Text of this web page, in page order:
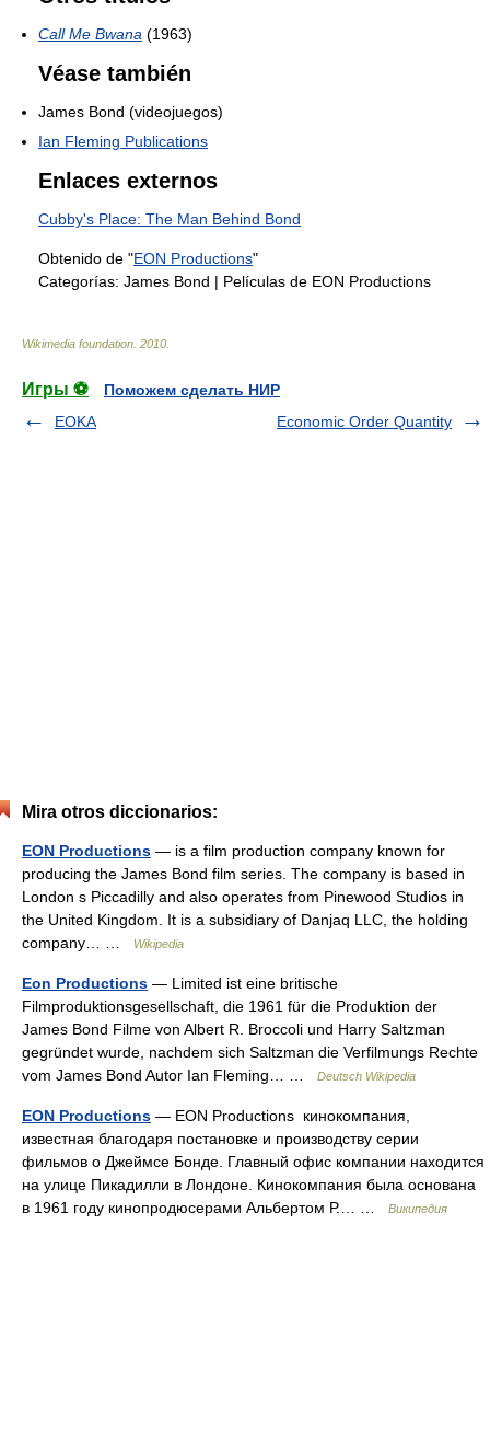
Call Me Bwana (1963)
Véase también
James Bond (videojuegos)
Ian Fleming Publications
Enlaces externos
Cubby's Place: The Man Behind Bond
Obtenido de "EON Productions"
Categorías: James Bond | Películas de EON Productions
Wikimedia foundation. 2010.
Игры ⚽
Поможем сделать НИР
EOKA
Economic Order Quantity
Mira otros diccionarios:
EON Productions — is a film production company known for
producing the James Bond film series. The company is based in
London s Piccadilly and also operates from Pinewood Studios in
the United Kingdom. It is a subsidiary of Danjaq LLC, the holding
company… …
Wikipedia
Eon Productions — Limited ist eine britische
Filmproduktionsgesellschaft, die 1961 für die Produktion der
James Bond Filme von Albert R. Broccoli und Harry Saltzman
gegründet wurde, nachdem sich Saltzman die Verfilmungs Rechte
vom James Bond Autor Ian Fleming… …
Deutsch Wikipedia
EON Productions — EON Productions кинокомпания,
известная благодаря постановке и производству серии
фильмов о Джеймсе Бонде. Главный офис компании находится
на улице Пикадилли в Лондоне. Кинокомпания была основана
в 1961 году кинопродюсерами Альбертом Р.… …
Википедия